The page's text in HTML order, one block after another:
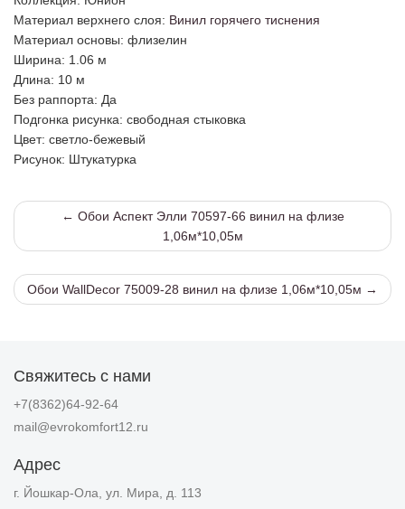
Материал верхнего слоя: Винил горячего тиснения
Материал основы: флизелин
Ширина: 1.06 м
Длина: 10 м
Без раппорта: Да
Подгонка рисунка: свободная стыковка
Цвет: светло-бежевый
Рисунок: Штукатурка
← Обои Аспект Элли 70597-66 винил на флизе
1,06м*10,05м
Обои WallDecor 75009-28 винил на флизе 1,06м*10,05м →
Свяжитесь с нами
+7(8362)64-92-64
mail@evrokomfort12.ru
Адрес
г. Йошкар-Ола, ул. Мира, д. 113